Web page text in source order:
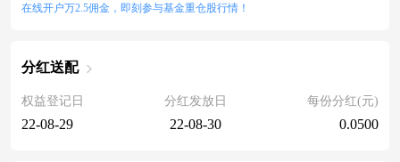
在线开户万2.5佣金，即刻参与基金重仓股行情！
分红送配
权益登记日
22-08-29
分红发放日
22-08-30
每份分红(元)
0.0500